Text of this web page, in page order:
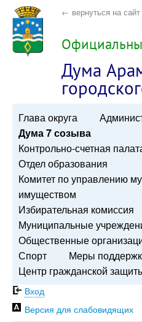
← вернуться на сайт
округа
Дума
Глава округа
Дума 7 созыва
Контрольно-счетная
Отдел образования
Комитет по управлению
имуществом
Избирательная комиссия
Муниципальные
Общественные
Спорт
Меры
Центр гражданской
Вход
Версия для слабовидящих